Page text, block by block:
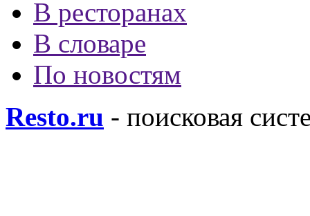
В ресторанах
В словаре
По новостям
Resto.ru - поисковая